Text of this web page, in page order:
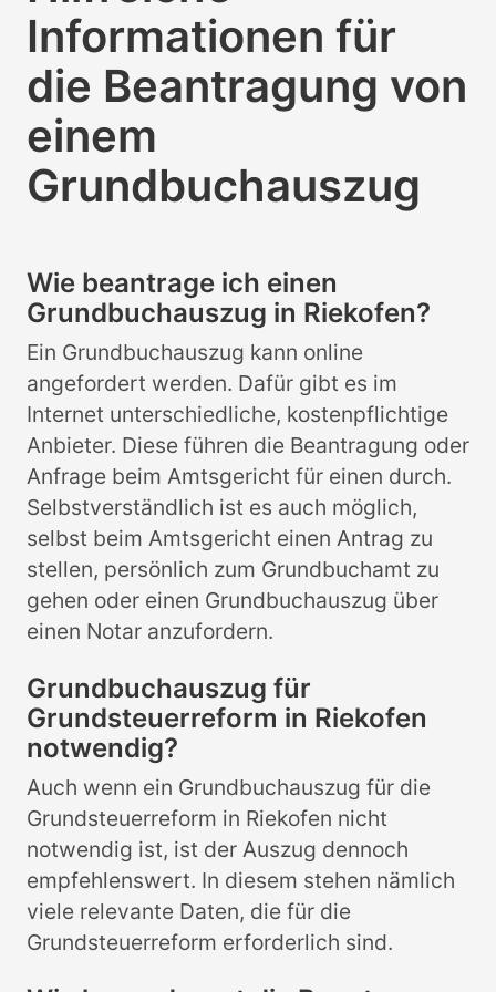
Informationen für
die Beantragung von
einem
Grundbuchauszug
Wie beantrage ich einen
Grundbuchauszug in Riekofen?
Ein Grundbuchauszug kann online
angefordert werden. Dafür gibt es im
Internet unterschiedliche, kostenpflichtige
Anbieter. Diese führen die Beantragung oder
Anfrage beim Amtsgericht für einen durch.
Selbstverständlich ist es auch möglich,
selbst beim Amtsgericht einen Antrag zu
stellen, persönlich zum Grundbuchamt zu
gehen oder einen Grundbuchauszug über
einen Notar anzufordern.
Grundbuchauszug für
Grundsteuerreform in Riekofen
notwendig?
Auch wenn ein Grundbuchauszug für die
Grundsteuerreform in Riekofen nicht
notwendig ist, ist der Auszug dennoch
empfehlenswert. In diesem stehen nämlich
viele relevante Daten, die für die
Grundsteuerreform erforderlich sind.